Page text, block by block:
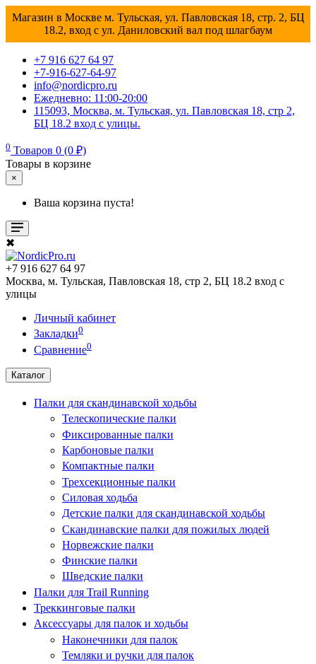
Магазин в Москве м. Тульская, ул. Павловская 18, стр. 2, БЦ
18.2, вход с ул. Даниловский вал под шлагбаум
+7 916 627 64 97
+7-916-627-64-97
info@nordicpro.ru
Ежедневно: 11:00-20:00
115093, Москва, м. Тульская, ул. Павловская 18, стр 2,
БЦ 18.2 вход с улицы.
0 Товаров 0 (0 ₽)
Товары в корзине
×
Ваша корзина пуста!
✖
+7 916 627 64 97
Москва, м. Тульская, Павловская 18, стр 2, БЦ 18.2 вход с
улицы
Личный кабинет
Закладки0
Сравнение0
Каталог
Палки для скандинавской ходьбы
Телескопические палки
Фиксированные палки
Карбоновые палки
Компактные палки
Трехсекционные палки
Силовая ходьба
Детские палки для скандинавской ходьбы
Скандинавские палки для пожилых людей
Норвежские палки
Финские палки
Шведские палки
Палки для Trail Running
Треккинговые палки
Аксессуары для палок и ходьбы
Наконечники для палок
Темляки и ручки для палок